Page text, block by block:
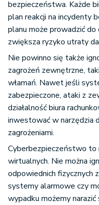
bezpieczeństwa. Każde
plan reakcji na incydenty
planu może prowadzić do
zwiększa ryzyko utraty
Nie powinno się także
zagrożeń zewnętrzne,
włamań. Nawet jeśli
zabezpieczone, ataki z
działalność biura
inwestować w narzędzia
zagrożeniami.
Cyberbezpieczeństwo to
wirtualnych. Nie można
odpowiednich fizycznych
systemy alarmowe czy
wypadku możemy